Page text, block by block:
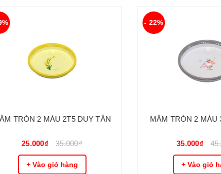
TRÒN 2 MÀU 2T5 DUY TÂN
25.000₫ 35.000₫
+ Vào giỏ hàng
- 22%
MÂM TRÒN 2 MÀU
35.000₫
+ Vào giỏ